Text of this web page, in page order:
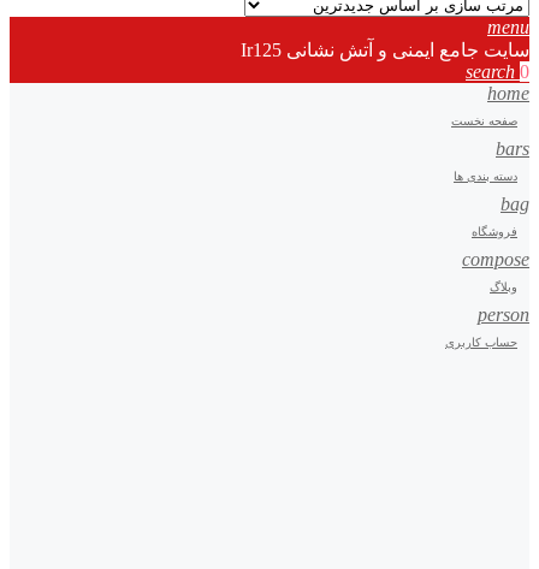
menu
سایت جامع ایمنی و آتش نشانی Ir125
search 0
home
صفحه نخست
bars
دسته بندی ها
bag
فروشگاه
compose
وبلاگ
person
حساب کاربری